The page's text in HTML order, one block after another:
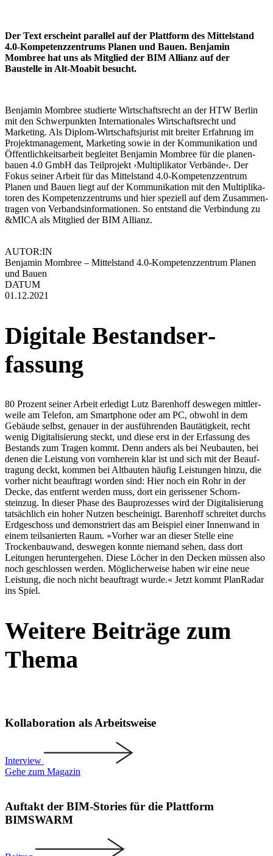
Der Text erscheint parallel auf der Plattform des Mittel­stand
4.0-Kompetenzzentrums Planen und Bauen. Benjamin
Mombree hat uns als Mitglied der BIM Allianz auf der
Baustelle in Alt-Moabit besucht.
Benjamin Mombree studierte Wirtschafts­recht an der HTW Berlin
mit den Schwer­punkten Inter­na­tio­nales Wirtschafts­recht und
Marketing. Als Diplom-Wirtschafts­jurist mit breiter Erfahrung im
Projekt­ma­nagement, Marketing sowie in der Kommu­ni­kation und
Öffent­lich­keits­arbeit begleitet Benjamin Mombree für die planen-
bauen 4.0 GmbH das Teilprojekt ›Multi­pli­kator Verbände‹. Der
Fokus seiner Arbeit für das Mittel­stand 4.0-Kompetenzzentrum
Planen und Bauen liegt auf der Kommu­ni­kation mit den Multi­pli­ka­
toren des Kompe­tenz­zen­trums und hier speziell auf dem Zusam­men­
tragen von Verbands­in­for­ma­tionen. So entstand die Verbindung zu
&MICA als Mitglied der BIM Allianz.
AUTOR:IN
Benjamin Mombree – Mittel­stand 4.0-Kompetenzzentrum Planen
und Bauen
DATUM
01.12.2021
Digitale Bestands­er­
fassung
80 Prozent seiner Arbeit erledigt Lutz Barenhoff deswegen mittler­
weile am Telefon, am Smart­phone oder am PC, obwohl in dem
Gebäude selbst, genauer in der ausfüh­renden Bautä­tigkeit, recht
wenig Digita­li­sierung steckt, und diese erst in der Erfassung des
Bestands zum Tragen kommt. Denn anders als bei Neubauten, bei
denen die Leistung von vornherein klar ist und sich mit der Beauf­
tragung deckt, kommen bei Altbauten häufig Leistungen hinzu, die
vorher nicht beauf­tragt worden sind: Hier noch ein Rohr in der
Decke, das entfernt werden muss, dort ein geris­sener Schorn­
steinzug. In dieser Phase des Baupro­zesses wird der Digita­li­sierung
tatsächlich ein hoher Nutzen bescheinigt. Barenhoff schreitet durchs
Erdge­schoss und demons­triert das am Beispiel einer Innenwand in
einem teilsa­nierten Raum. »Vorher war an dieser Stelle eine
Trocken­bauwand, deswegen konnte niemand sehen, dass dort
Leitungen herun­ter­gehen. Diese Löcher in den Decken müssen also
noch geschlossen werden. Mögli­cher­weise haben wir eine neue
Leistung, die noch nicht beauf­tragt wurde.« Jetzt kommt PlanRadar
ins Spiel.
Weitere Beiträge zum
Thema
Kolla­bo­ration als Arbeits­weise
Interview
Gehe zum Magazin
Auftakt der BIM-Stories für die Plattform
BIMSWARM